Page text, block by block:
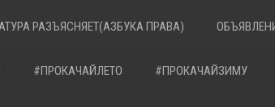
РАЗЪЯСНЯЕТ(АЗБУКА ПРАВА)
#ПРОКАЧАЙЛЕТО #ПРОКАЧАЙЗИМУ